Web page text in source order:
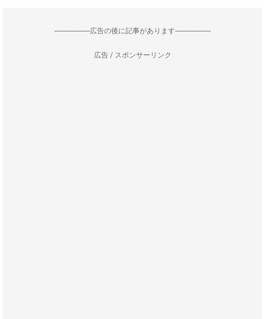
--------------------広告の後に記事があります--------------------
広告 / スポンサーリンク